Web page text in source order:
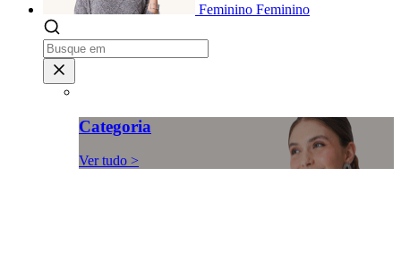
Feminino Feminino
Categoria
Ver tudo >